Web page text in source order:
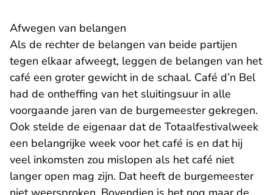
Afwegen van belangen
Als de rechter de belangen van beide partijen
tegen elkaar afweegt, leggen de belangen van het
café een groter gewicht in de schaal. Café d’n Bel
had de ontheffing van het sluitingsuur in alle
voorgaande jaren van de burgemeester gekregen.
Ook stelde de eigenaar dat de Totaalfestivalweek
een belangrijke week voor het café is en dat hij
veel inkomsten zou mislopen als het café niet
langer open mag zijn. Dat heeft de burgemeester